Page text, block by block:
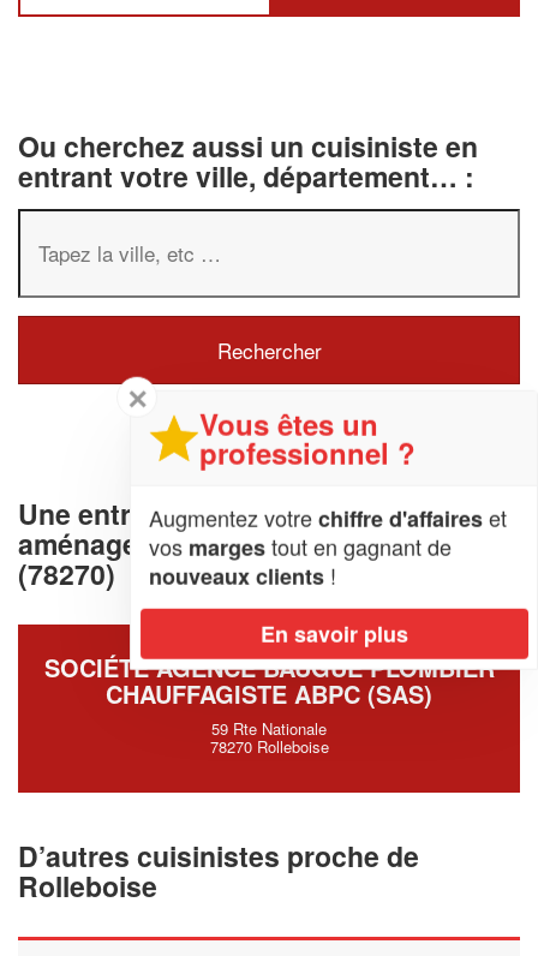
Ou cherchez aussi un cuisiniste en
entrant votre ville, département… :
Une entreprise deconception et
aménagement de cuisine à Rolleboise
(78270)
SOCIÉTÉ AGENCE BAUGUE PLOMBIER
CHAUFFAGISTE ABPC (SAS)
59 Rte Nationale
78270 Rolleboise
D’autres cuisinistes proche de
Rolleboise
✕
Vous êtes un
professionnel ?
Augmentez votrechiffre d'affaireset
vos margestout en gagnant de
nouveaux clients !
En savoir plus